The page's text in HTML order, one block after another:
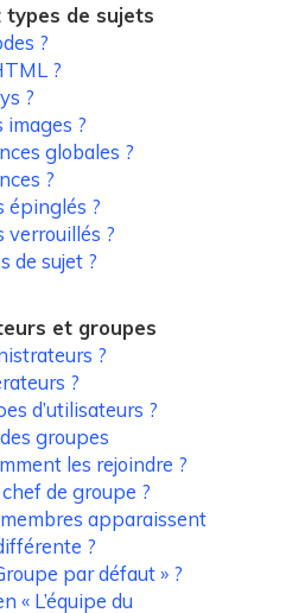
types de sujets
?
?
?
images ?
globales ?
?
épinglés ?
verrouillés ?
de sujet ?
et groupes
?
?
d’utilisateurs ?
groupes
les rejoindre ?
de groupe ?
apparaissent
?
par défaut » ?
« L’équipe du